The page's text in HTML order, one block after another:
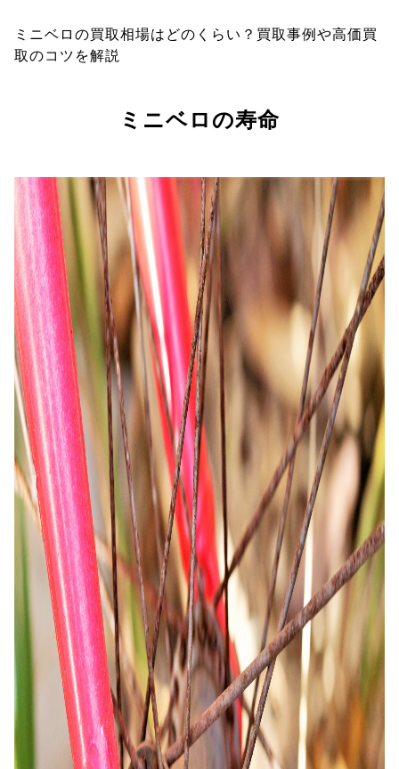
ミニベロの買取相場はどのくらい？買取事例や高価買
取のコツを解説
ミニベロの寿命